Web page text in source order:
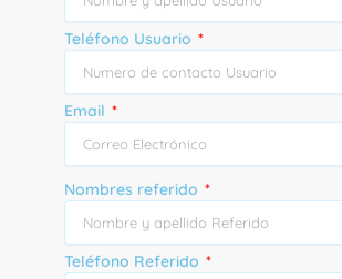
Teléfono Usuario
Email
Nombres referido
Teléfono Referido